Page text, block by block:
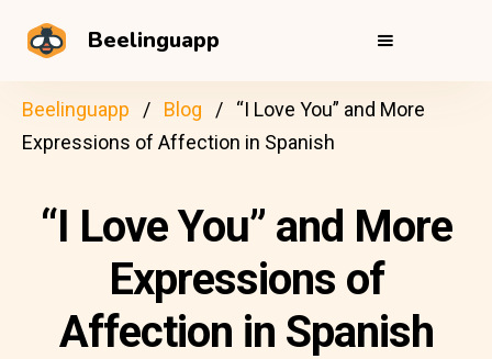
Beelinguapp
Beelinguapp Blog
“I Love You” and More
Expressions of Affection in Spanish
“I Love You” and More
Expressions of
Affection in Spanish